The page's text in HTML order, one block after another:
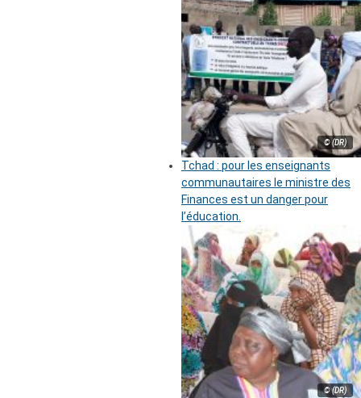
© (DR)
Tchad : pour les enseignants
communautaires le ministre des
Finances est un danger pour
l’éducation.
© (DR)